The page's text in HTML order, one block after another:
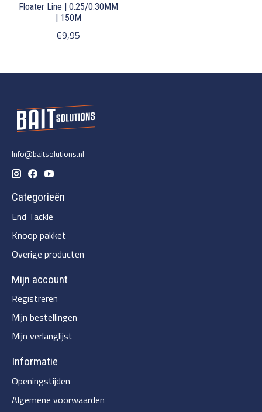
Floater Line | 0.25/0.30MM
| 150M
€9,95
Info@baitsolutions.nl
Categorieën
End Tackle
Knoop pakket
Overige producten
Mijn account
Registreren
Mijn bestellingen
Mijn verlanglijst
Informatie
Openingstijden
Algemene voorwaarden